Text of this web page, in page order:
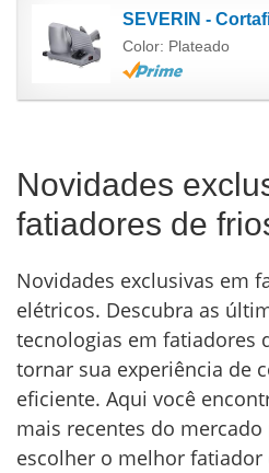
Color: Plateado
Novidades
fatiadores de
Novidades exclusivas em
elétricos. Descubra as
tecnologias em fatiadores
tornar sua experiência de
eficiente. Aqui você
mais recentes do
escolher o melhor